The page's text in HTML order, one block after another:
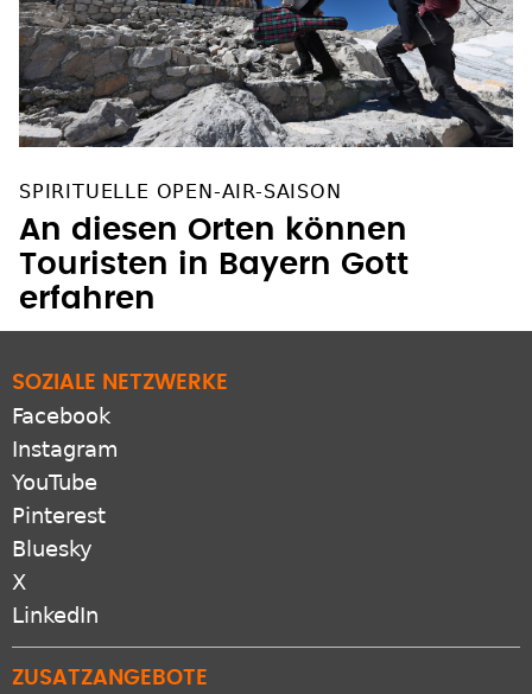
An diesen Orten können
Touristen in Bayern Gott
erfahren
Facebook
Instagram
YouTube
Pinterest
Bluesky
X
LinkedIn